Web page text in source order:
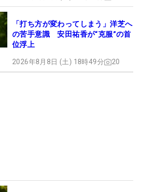
「打ち方が変わってしまう」洋芝へ
の苦手意識 安田祐香が“克服”の首
位浮上
2026年8月8日 (土) 18時49分 20